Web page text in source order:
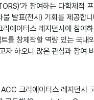
가 참여하는 다학제적
물 발표(전시) 기회를 제공합
리에이터스 레지던시에 참여
를 창제작할 역량 있는 국내
자 하오니 많은 관심과 참여
크리에이터스 레지던시